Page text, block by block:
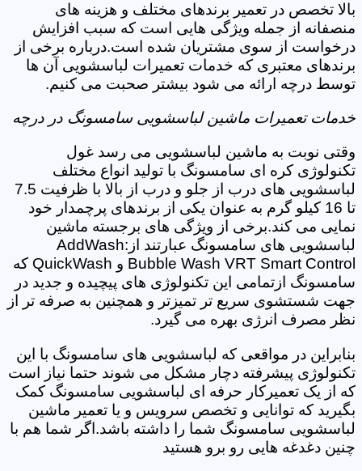
بالا تخصص در تعمیر برندهای مختلف و هزینه های
منصفانه از جمله ویژگی هایی است که سبب افزایش
درخواست از سوی مشتریان شده است.درباره برخی از
برندهای معتبری که خدمات تعمیرات لباسشویی آن ها
توسط درچه ارائه می شود بیشتر صحبت می کنیم.
خدمات تعمیرات ماشین لباسشویی سامسونگ در درچه
وقتی نوبت به ماشین لباسشویی می رسد غول
تکنولوژی کره ای سامسونگ با تولید انواع مختلف
لباسشویی های درب از جلو و درب از بالا با ظرفیت 7.5
تا 16 کیلو گرم به عنوان یکی از برندهای پرچمدار خود
نمایی می کند.برخی از ویژگی های برجسته ماشین
لباسشویی های سامسونگ عبارتند از:AddWash
Bubble Wash VRT Smart Control و QuickWash که
سامسونگ ازتمامی این تکنولوژی های پیچیده و جدید در
جهت شستشوی سریع تر تمیزتر و همچنین به صرفه تر از
نظر مصرف انرژی بهره می گیرد.
بنابراین در مواقعی که لباسشویی های سامسونگ با این
تکنولوژی پیشرفته دچار مشکل می شوند حتما نیاز است
که از یک تعمیرکار حرفه ای لباسشویی سامسونگ کمک
بگیرید که توانایی و تخصص سرویس و یا تعمیر ماشین
لباسشویی سامسونگ شما را داشته باشد.اگر شما هم با
چنین دغدغه هایی رو برو هستید